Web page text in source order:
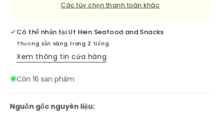
Fish
Sauce
Fish
Sauce
Các tùy chọn thanh toán khác
Có thể nhận tại Ut Hien Seafood and Snacks
Thường sẵn sàng trong 2 tiếng
Xem thông tin cửa hàng
Còn 16 sản phẩm
Nguồn gốc nguyên liệu: